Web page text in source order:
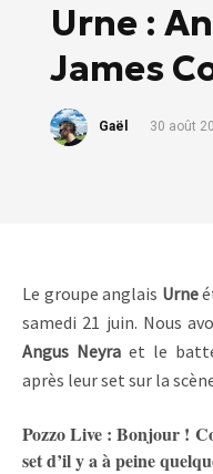
Urne :
James
Gaël 30 août
Le groupe anglais Urne
samedi 21 juin. Nous
Angus Neyraet le
après leur set sur la
Pozzo Live : Bonjour !
set d’il y a à peine